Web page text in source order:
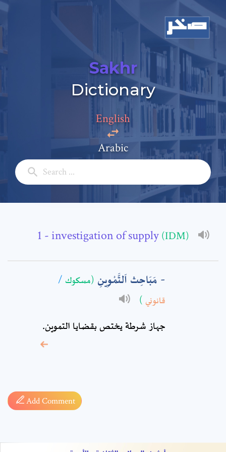
Sakhr
Dictionary
English
Arabic
- investigation of supply (IDM)
مَبَاحِث اَلتَّمْوِينِ (مسكوك /
قانوني )
جهاز شرطة يختص بقضايا التموين.
Add Comment
Add a comment
Full Name: *
Comment: *